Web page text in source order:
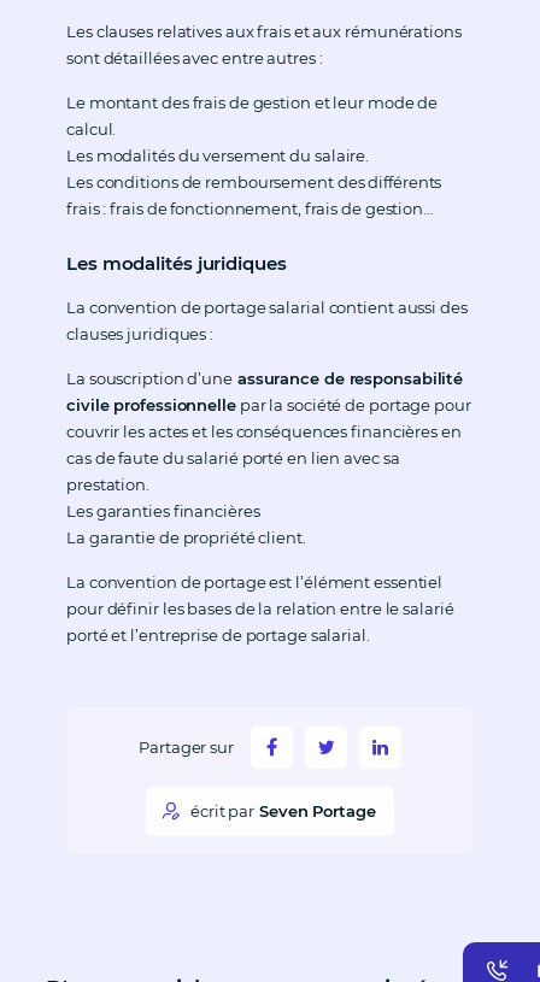
Les clauses relatives aux frais et aux rémunérations
sont détaillées avec entre autres :
Le montant des frais de gestion et leur mode de
calcul.
Les modalités du versement du salaire.
Les conditions de remboursement des différents
frais : frais de fonctionnement, frais de gestion…
Les modalités juridiques
La convention de portage salarial contient aussi des
clauses juridiques :
La souscription d’uneassurance de responsabilité
civile professionnellepar la société de portage pour
couvrir les actes et les conséquences financières en
cas de faute du salarié porté en lien avec sa
prestation.
Les garanties financières
La garantie de propriété client.
La convention de portage est l’élément essentiel
pour définir les bases de la relation entre le salarié
porté et l’entreprise de portage salarial.
Partager sur
écrit par Seven Portage